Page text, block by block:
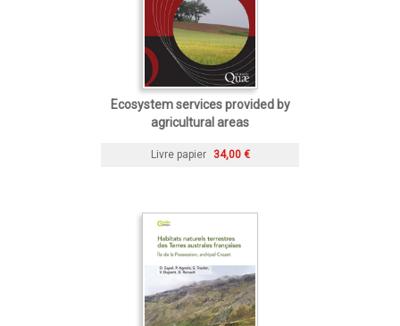
Ecosystem services provided by
agricultural areas
Livre papier 34,00 €